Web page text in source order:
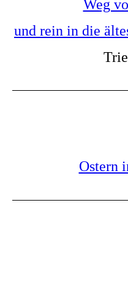
Weg
und rein in die
Ostern